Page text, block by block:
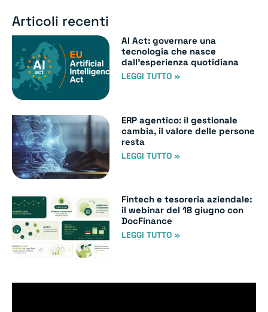
Articoli recenti
AI Act: governare una
tecnologia che nasce
dall’esperienza quotidiana
LEGGI TUTTO »
ERP agentico: il gestionale
cambia, il valore delle persone
resta
LEGGI TUTTO »
Fintech e tesoreria aziendale:
il webinar del 18 giugno con
DocFinance
LEGGI TUTTO »